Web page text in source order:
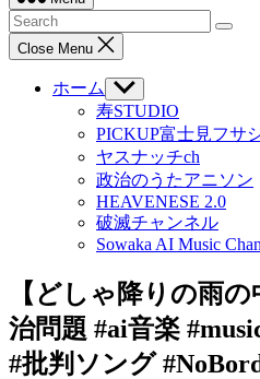
Close Menu
ホーム
Show
sub
menu
寿STUDIO
PICKUP富士見フサ
ヤスナッチch
政治のうたアニソン
HEAVENESE 2.0
破滅チャンネル
Sowaka AI Music
【どしゃ降りの雨
治問題 #ai音楽
#批判ソング